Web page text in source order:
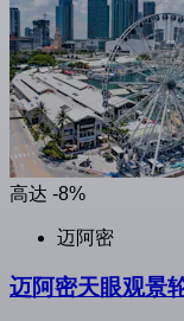
高达 -8%
迈阿密
迈阿密天眼观景